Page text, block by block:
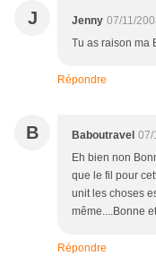
J Jenny 07/11/
Tu as raison ma
Répondre
B Baboutravel 07/
Eh bien non
que le fil pour
unit les choses
même....Bonne
Répondre